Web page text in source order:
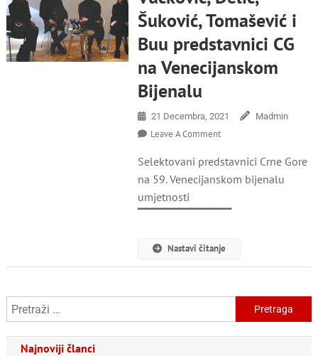
Šuković, Tomašević i
Buu predstavnici CG
na Venecijanskom
Bijenalu
21 Decembra, 2021 Madmin
Leave A CommentOn
Delić,
Šuković,
Tomašević
CG
Selektovani predstavnici Crne Gore
na 59. Venecijanskom bijenalu
umjetnosti
Nastavi čitanje
Pretraga:
Najnoviji članci